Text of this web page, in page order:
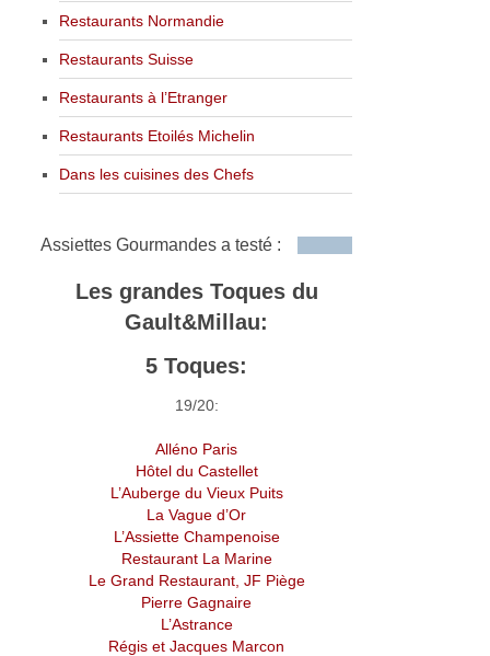
Restaurants Normandie
Restaurants Suisse
Restaurants à l’Etranger
Restaurants Etoilés Michelin
Dans les cuisines des Chefs
Assiettes Gourmandes a testé :
Les grandes Toques du
Gault&Millau:
5 Toques:
19/20:
Alléno Paris
Hôtel du Castellet
L’Auberge du Vieux Puits
La Vague d’Or
L’Assiette Champenoise
Restaurant La Marine
Le Grand Restaurant, JF Piège
Pierre Gagnaire
L’Astrance
Régis et Jacques Marcon